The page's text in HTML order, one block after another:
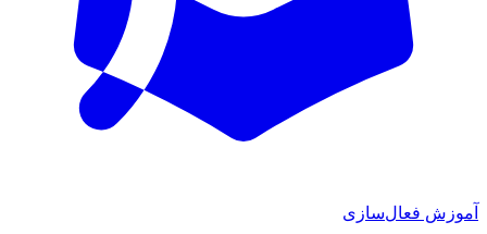
آموزش فعال‌سازی